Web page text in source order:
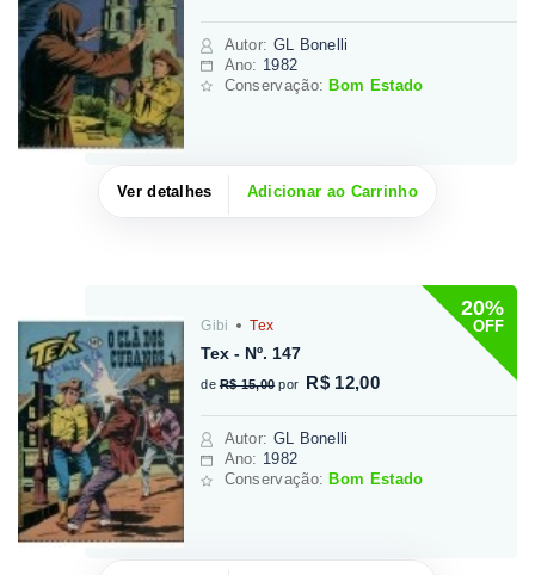
Autor: GL Bonelli
Ano: 1982
Conservação: Bom Estado
Ver detalhes Adicionar ao Carrinho
20%
OFF
Gibi Tex
Tex - Nº. 147
de R$ 15,00 por R$ 12,00
Autor: GL Bonelli
Ano: 1982
Conservação: Bom Estado